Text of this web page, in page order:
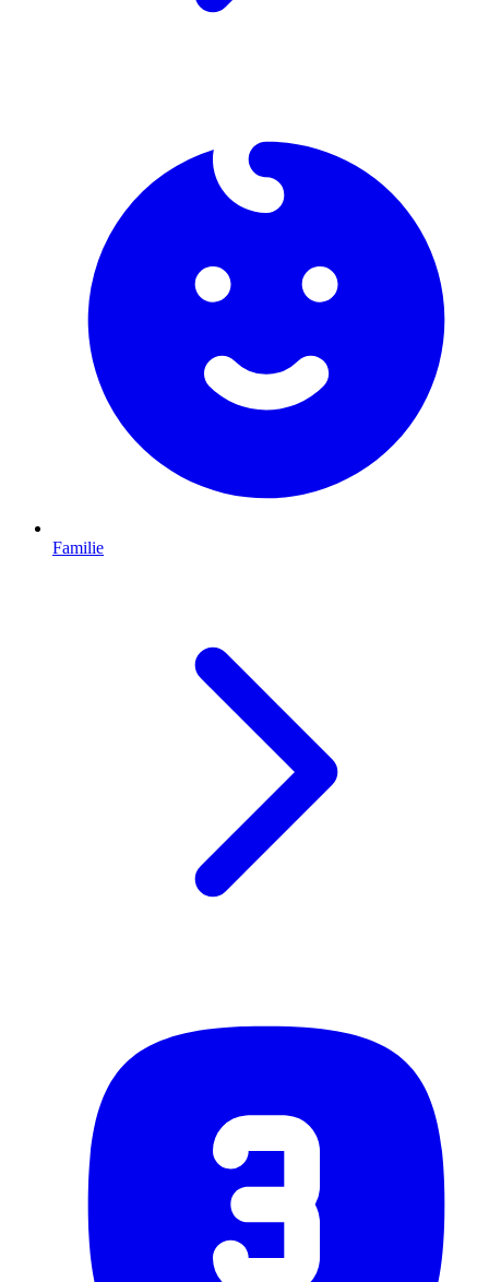
Familie